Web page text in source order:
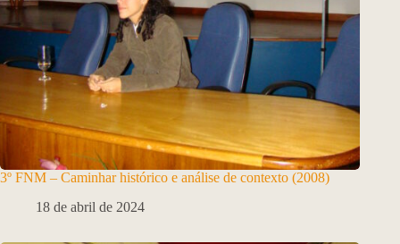
3º FNM – Caminhar histórico e análise de contexto (2008)
18 de abril de 2024